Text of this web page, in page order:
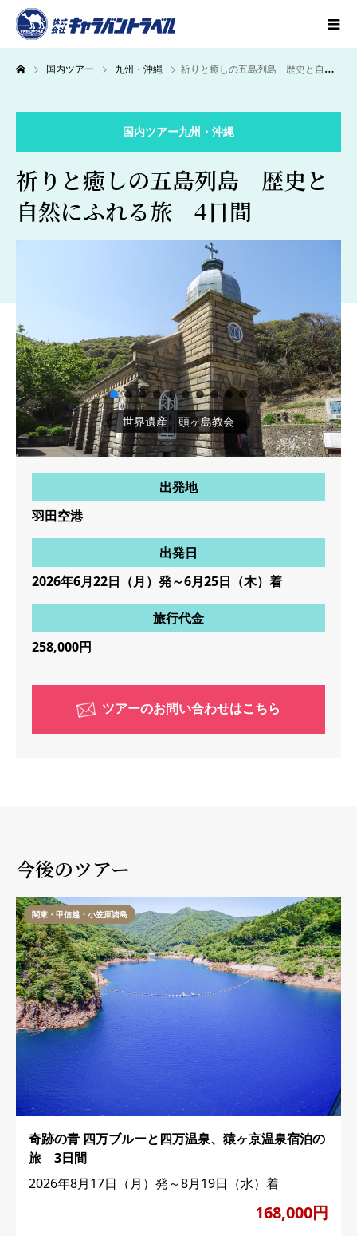
国内ツアー 九州・沖縄 祈りと癒しの五島列島 歴史と自然にふれる旅 4日間
国内ツアー九州・沖縄
祈りと癒しの五島列島 歴史と
自然にふれる旅 4日間
世界遺産 頭ヶ島教会
出発地
羽田空港
出発日
2026年6月22日（月）発～6月25日（木）着
旅行代金
258,000円
ツアーのお問い合わせはこちら
今後のツアー
関東・甲信越・小笠原諸島
奇跡の青 四万ブルーと四万温泉、猿ヶ京温泉宿泊の
旅 3日間
2026年8月17日（月）発～8月19日（水）着
168,000円